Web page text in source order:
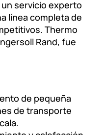
servicio experto
línea completa de
Thermo
Rand, fue
de pequeña
de transporte